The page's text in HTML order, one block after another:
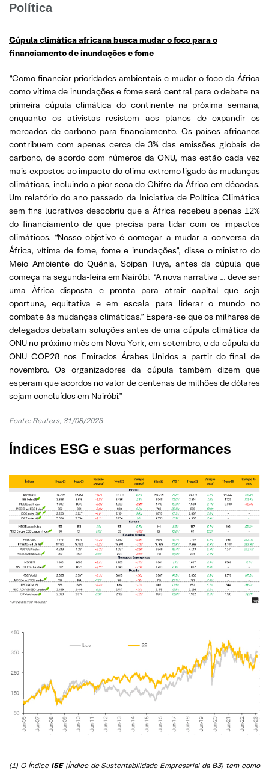
Política
Cúpula climática africana busca mudar o foco para o
financiamento de inundações e fome
“Como financiar prioridades ambientais e mudar o foco da África
como vítima de inundações e fome será central para o debate na
primeira cúpula climática do continente na próxima semana,
enquanto os ativistas resistem aos planos de expandir os
mercados de carbono para financiamento. Os países africanos
contribuem com apenas cerca de 3% das emissões globais de
carbono, de acordo com números da ONU, mas estão cada vez
mais expostos ao impacto do clima extremo ligado às mudanças
climáticas, incluindo a pior seca do Chifre da África em décadas.
Um relatório do ano passado da Iniciativa de Política Climática
sem fins lucrativos descobriu que a África recebeu apenas 12%
do financiamento de que precisa para lidar com os impactos
climáticos. “Nosso objetivo é começar a mudar a conversa da
África, vítima de fome, fome e inundações”, disse o ministro do
Meio Ambiente do Quênia, Soipan Tuya, antes da cúpula que
começa na segunda-feira em Nairóbi. “A nova narrativa … deve ser
uma África disposta e pronta para atrair capital que seja
oportuna, equitativa e em escala para liderar o mundo no
combate às mudanças climáticas.” Espera-se que os milhares de
delegados debatam soluções antes de uma cúpula climática da
ONU no próximo mês em Nova York, em setembro, e da cúpula da
ONU COP28 nos Emirados Árabes Unidos a partir do final de
novembro. Os organizadores da cúpula também dizem que
esperam que acordos no valor de centenas de milhões de dólares
sejam concluídos em Nairóbi.”
Fonte: Reuters, 31/08/2023
Índices ESG e suas performances
(1) O Índice ISE(Índice de Sustentabilidade Empresarial da B3) tem como